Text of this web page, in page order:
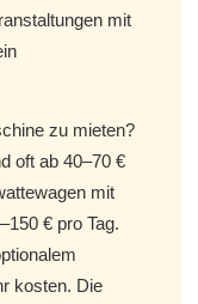
mit
zu mieten?
oft ab 40–70 €
mit
€ pro Tag.
kosten. Die